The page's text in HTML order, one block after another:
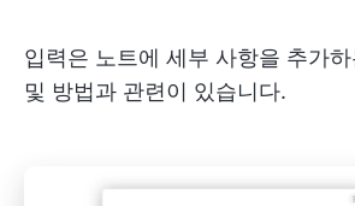
입력은 노트에 세부 사항을 추가
및 방법과 관련이 있습니다.